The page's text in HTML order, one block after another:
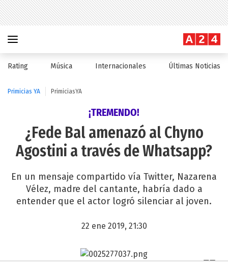
Rating Música Internacionales Últimas Noticias
Primicias YA PrimiciasYA
¡TREMENDO!
¿Fede Bal amenazó al Chyno
Agostini a través de Whatsapp?
En un mensaje compartido vía Twitter, Nazarena
Vélez, madre del cantante, habría dado a
entender que el actor logró silenciar al joven.
22 ene 2019, 21:30